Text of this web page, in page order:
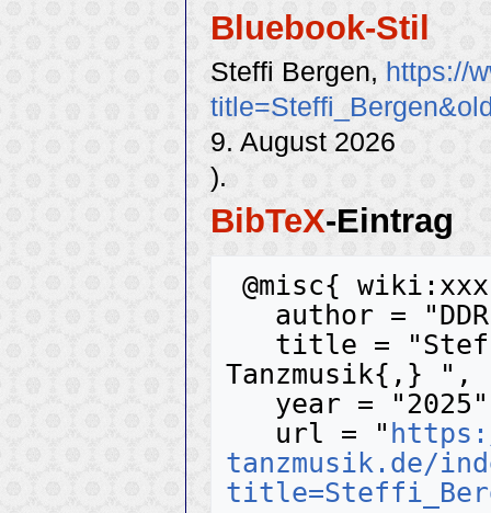
Bluebook-Stil
Steffi Bergen, https://
9. August 2026
).
BibTeX-Eintrag
Tanzmusik{,} ",
   url = "
tanzmusik.de/